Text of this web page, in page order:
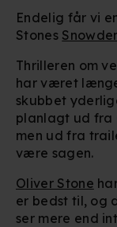
Endelig får vi
Stones
Thrilleren om
har været
skubbet
planlagt ud fra
men ud fra
være sagen.
Oliver Stone
er bedst til, og
ser mere end